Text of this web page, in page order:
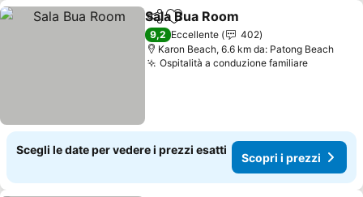
CondividiAggiungi ai preferiti
Sala Bua Room
9,2 Eccellente
402
Karon Beach, 6.6 km da: Patong Beach
Ospitalità a conduzione familiareScopri i
Scegli le date per vedere i prezzi esatti
Scopri i prezzi